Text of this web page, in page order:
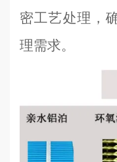
密工艺处理，
理需求。